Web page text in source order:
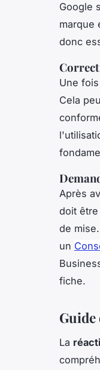
Google
marque
donc
Une
Cela
Après
doit
de
un
fiche.
La